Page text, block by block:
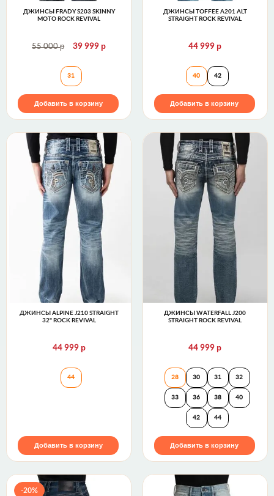
ДЖИНСЫ FRADY S203 SKINNY
MOTO ROCK REVIVAL
55 000р 39 999р
Джинсы FRADY S203 SKINNY MOTO Rock Revival
31
Добавить в корзину
ДЖИНСЫ TOFFEE A201 ALT
STRAIGHT ROCK REVIVAL
44 999р
Джинсы TOFFEE
40 42
Добавить в корзину
ДЖИНСЫ ALPINE J210 STRAIGHT
32" ROCK REVIVAL
44 999 р
Джинсы ALPINE J210 STRAIGHT 32" Rock Revival
44
Добавить в корзину
ДЖИНСЫ WATERFALL J200
STRAIGHT ROCK REVIVAL
44 999р
Джинсы
28 30 31 32
33 36 38 40
42 44
Добавить в корзину
-20%